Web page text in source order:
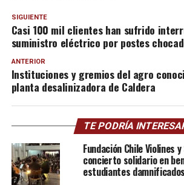
SIGUIENTE
Casi 100 mil clientes han sufrido
suministro eléctrico por postes
ANTERIOR
Instituciones y gremios del agro
planta desalinizadora de Caldera
TE PODRÍA
Fundación Chile Violines
concierto solidario en
estudiantes damnificados